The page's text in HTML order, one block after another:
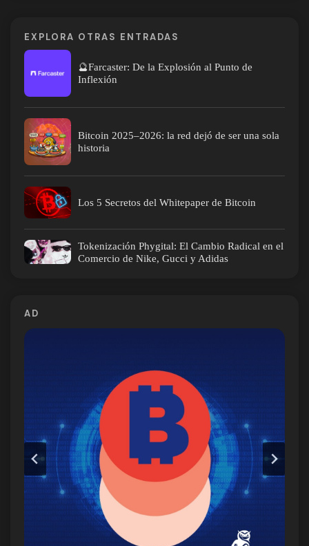
EXPLORA OTRAS ENTRADAS
🔮Farcaster: De la Explosión al Punto de
Inflexión
Bitcoin 2025–2026: la red dejó de ser una sola
historia
Los 5 Secretos del Whitepaper de Bitcoin
Tokenización Phygital: El Cambio Radical en el
Comercio de Nike, Gucci y Adidas
AD